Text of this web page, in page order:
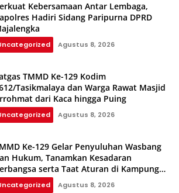
Kebersamaan Antar Lembaga,
Hadiri Sidang Paripurna DPRD
Agustus 8, 2026
TMMD Ke-129 Kodim
Tasikmalaya dan Warga Rawat Masjid
dari Kaca hingga Puing
Agustus 8, 2026
Ke-129 Gelar Penyuluhan Wasbang
Hukum, Tanamkan Kesadaran
serta Taat Aturan di Kampung
Agustus 8, 2026